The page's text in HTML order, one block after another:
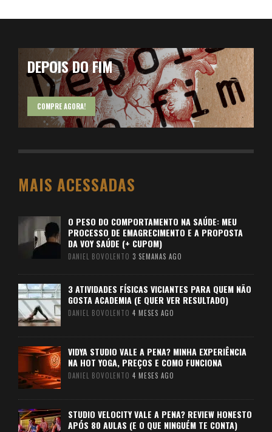
DEPOIS DO FIM
COMPRE AGORA!
MAIS ACESSADAS
O PESO DO COMPORTAMENTO NA SAÚDE: MEU
PROCESSO DE EMAGRECIMENTO E A PROPOSTA
DA VOY SAÚDE (+ CUPOM)
DANIEL BOVOLENTO 3 SEMANAS AGO
3 ATIVIDADES FÍSICAS VICIANTES PARA QUEM NÃO
GOSTA ACADEMIA (E QUER VER RESULTADO)
DANIEL BOVOLENTO 4 MESES AGO
VIDYA STUDIO VALE A PENA? MINHA EXPERIÊNCIA
NA HOT YOGA, PREÇOS E COMO FUNCIONA
DANIEL BOVOLENTO 4 MESES AGO
STUDIO VELOCITY VALE A PENA? REVIEW HONESTO
APÓS 80 AULAS (E O QUE NINGUÉM TE CONTA)